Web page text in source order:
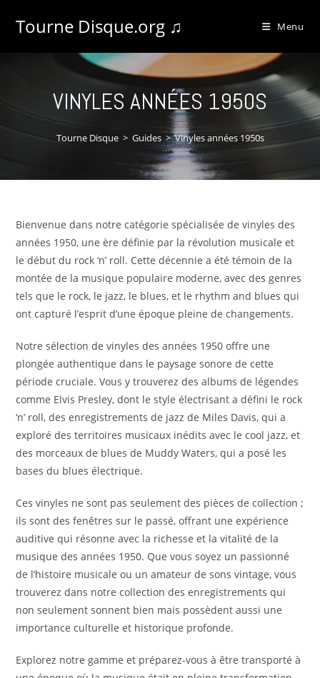
Tourne Disque.org ♫ Menu
VINYLES ANNÉES 1950S
Tourne Disque > Guides > Vinyles années 1950s
Bienvenue dans notre catégorie spécialisée de vinyles des
années 1950, une ère définie par la révolution musicale et
le début du rock ‘n’ roll. Cette décennie a été témoin de la
montée de la musique populaire moderne, avec des genres
tels que le rock, le jazz, le blues, et le rhythm and blues qui
ont capturé l’esprit d’une époque pleine de changements.
Notre sélection de vinyles des années 1950 offre une
plongée authentique dans le paysage sonore de cette
période cruciale. Vous y trouverez des albums de légendes
comme Elvis Presley, dont le style électrisant a défini le rock
‘n’ roll, des enregistrements de jazz de Miles Davis, qui a
exploré des territoires musicaux inédits avec le cool jazz, et
des morceaux de blues de Muddy Waters, qui a posé les
bases du blues électrique.
Ces vinyles ne sont pas seulement des pièces de collection ;
ils sont des fenêtres sur le passé, offrant une expérience
auditive qui résonne avec la richesse et la vitalité de la
musique des années 1950. Que vous soyez un passionné
de l’histoire musicale ou un amateur de sons vintage, vous
trouverez dans notre collection des enregistrements qui
non seulement sonnent bien mais possèdent aussi une
importance culturelle et historique profonde.
Explorez notre gamme et préparez-vous à être transporté à